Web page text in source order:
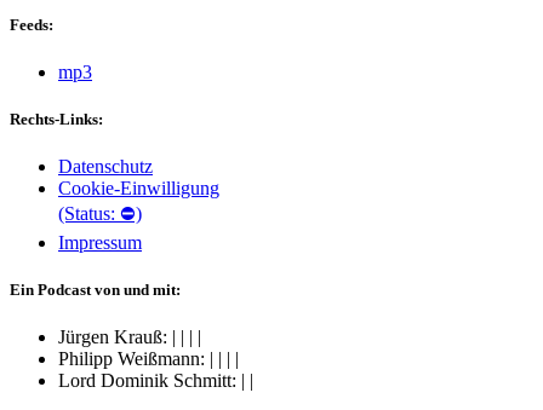
Feeds:
mp3
Rechts-Links:
Datenschutz
Cookie-Einwilligung
(Status: ⛔)
Impressum
Ein Podcast von und mit:
Jürgen Krauß: | | | |
Philipp Weißmann: | | | |
Lord Dominik Schmitt: | |